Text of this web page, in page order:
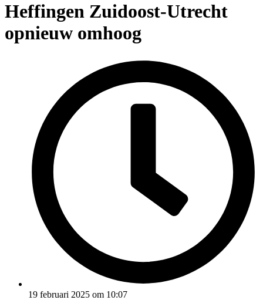
Heffingen Zuidoost-Utrecht
opnieuw omhoog
19 februari 2025 om 10:07